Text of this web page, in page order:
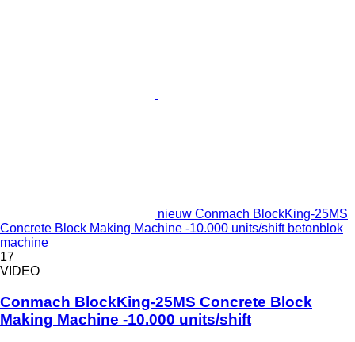
nieuw Conmach BlockKing-25MS
Concrete Block Making Machine -10.000 units/shift betonblok
machine
17
VIDEO
Conmach BlockKing-25MS Concrete Block
Making Machine -10.000 units/shift